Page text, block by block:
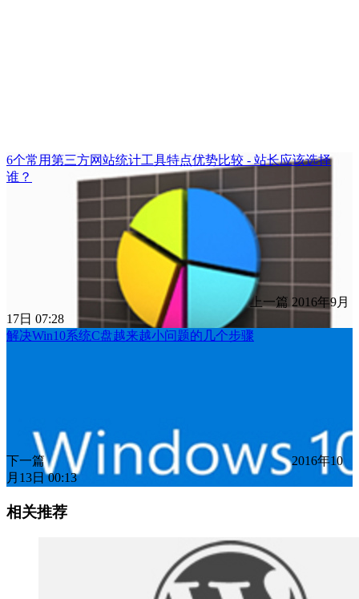
6个常用第三方网站统计工具特点优势比较 - 站长应该选择
谁？
上一篇 2016年9月
17日 07:28
解决Win10系统C盘越来越小问题的几个步骤
下一篇
2016年10
月13日 00:13
相关推荐